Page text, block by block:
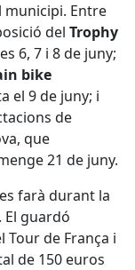
municipi. Entre
del Trophy
6, 7 i 8 de juny;
bike
el 9 de juny; i
de
que
21 de juny.
farà durant la
. El guardó
Tour de França i
de 150 euros